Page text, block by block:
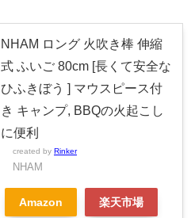
NHAM ロング 火吹き棒 伸縮
式 ふいご 80cm [長くて安全な
ひふきぼう ] マウスピース付
き キャンプ, BBQの火起こし
に便利
created by Rinker
NHAM
Amazon 楽天市場